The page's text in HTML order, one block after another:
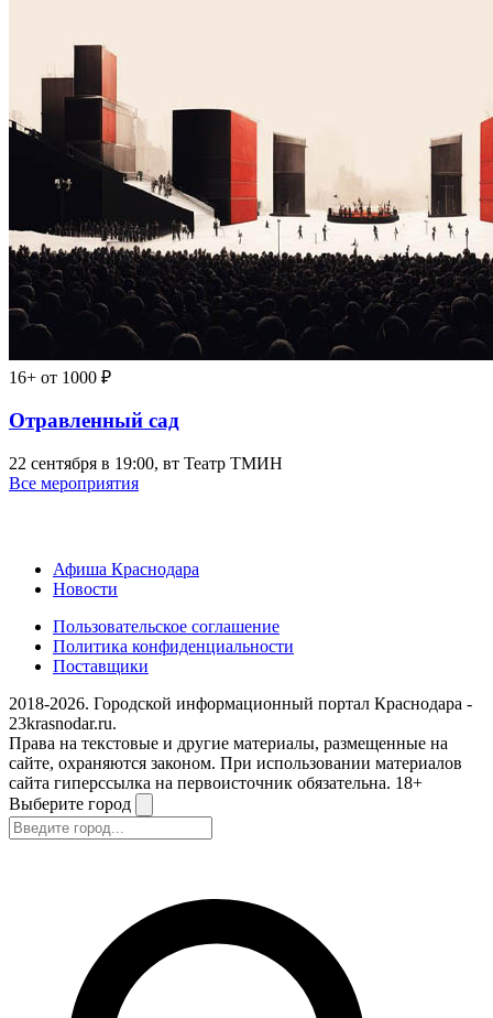
16+ от 1000 ₽
Отравленный сад
22 сентября в 19:00, вт Театр ТМИН
Все мероприятия
Афиша Краснодара
Новости
Пользовательское соглашение
Политика конфиденциальности
Поставщики
2018-2026. Городской информационный портал Краснодара -
23krasnodar.ru.
Права на текстовые и другие материалы, размещенные на
сайте, охраняются законом. При использовании материалов
сайта гиперссылка на первоисточник обязательна. 18+
Выберите город